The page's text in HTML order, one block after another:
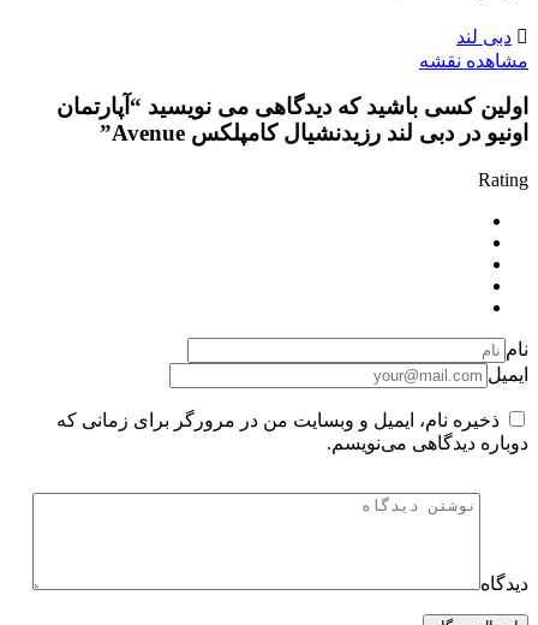
دبی لند
مشاهده نقشه
اولین کسی باشید که دیدگاهی می نویسید “آپارتمان
اونیو در دبی لند رزیدنشیال کامپلکس Avenue”
Rating
نام
ایمیل
ذخیره نام، ایمیل و وبسایت من در مرورگر برای زمانی که
دوباره دیدگاهی می‌نویسم.
دیدگاه